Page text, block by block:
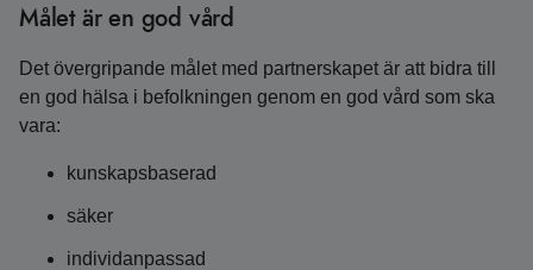
Målet är en god vård
Det övergripande målet med partnerskapet är att bidra till
en god hälsa i befolkningen genom en god vård som ska
vara:
kunskapsbaserad
säker
individanpassad